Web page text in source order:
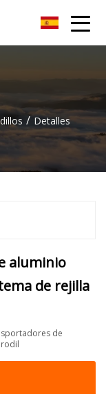
de Henan
/ Detalles
aluminio
de rejilla
de